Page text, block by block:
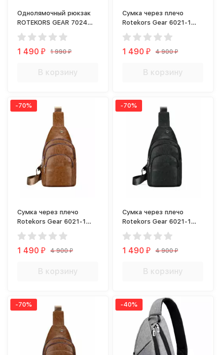
Однолямочный рюкзак
ROTEKORS GEAR 7024
синий
1 490₽ 1 990₽
В корзину
Сумка через плечо
Rotekors Gear 6021-1
коричневая
1 490₽ 4 900₽
В корзину
-70%
Сумка через плечо
Rotekors Gear 6021-1
светло-коричневая
1 490₽ 4 900₽
В корзину
-70%
Сумка через плечо
Rotekors Gear 6021-1
черная
1 490₽ 4 900₽
В корзину
-70% -40%